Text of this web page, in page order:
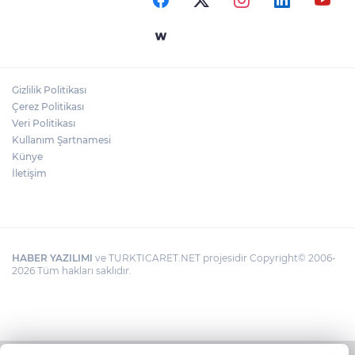
Gizlilik Politikası
Çerez Politikası
Veri Politikası
Kullanım Şartnamesi
Künye
İletişim
HABER YAZILIMI ve TURKTICARET.NET projesidir Copyright© 2006-
2026 Tüm hakları saklıdır.